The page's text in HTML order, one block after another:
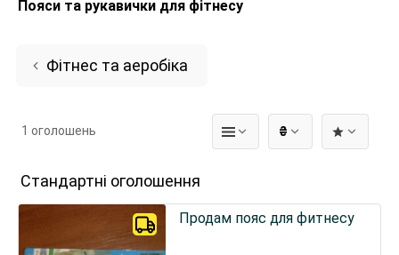
Пояси та рукавички для фітнесу
Фітнес та аеробіка
₴
1 оголошень
Стандартні оголошення
Продам пояс для фитнесу